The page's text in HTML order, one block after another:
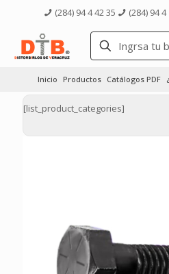
(284) 94 4 42 35 (284) 94 4
Inicio Productos Catálogos PDF
[list_product_categories]